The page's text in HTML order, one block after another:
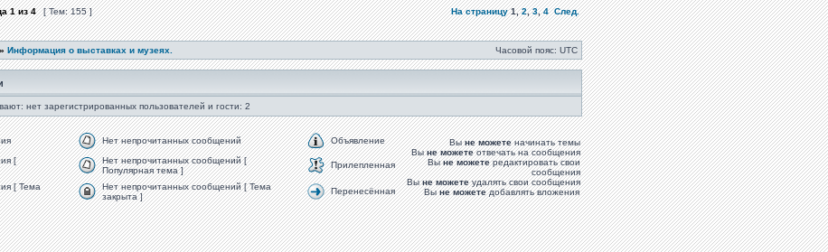
1из4 [ Тем: 155 ] На страницу 1,2,3,4 След.
» Информация о выставках и музеях. Часовой пояс: UTC
нет зарегистрированных пользователей и гости: 2
Нет непрочитанных сообщений
Объявление
[
Нет непрочитанных сообщений [
Популярная тема ]
Прилепленная
[ Тема
Нет непрочитанных сообщений [ Тема
закрыта ]
Перенесённая
Выне можетеначинать темы
Выне можетеотвечать на сообщения
Выне можетередактировать свои
сообщения
Выне можетеудалять свои сообщения
Выне можетедобавлять вложения